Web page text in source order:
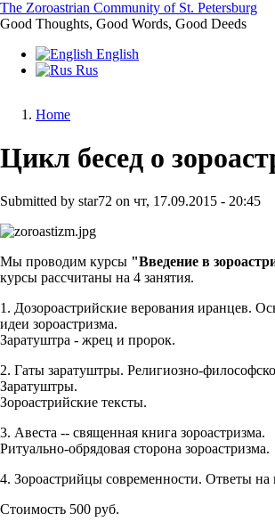
Skip
to
content
The Zoroastrian Community of St. Petersburg
Good Thoughts, Good Words, Good Deeds
English
Rus
Home
Цикл бесед о
Submitted by star72 on чт, 17.09.2015 - 20:45
Мы проводим курсы "Введение в
курсы рассчитаны на 4 занятия.
1. Дозороастрийские верования иранцев.
идеи зороастризма.
Заратуштра - жрец и пророк.
2. Гаты заратуштры. Религиозно-
Заратуштры.
Зороастрийские тексты.
3. Авеста -- священная книга зороастризма.
Ритуально-обрядовая сторона зороастризма.
4. Зороастрийцы современности. Ответы на
Стоимость 500 руб.